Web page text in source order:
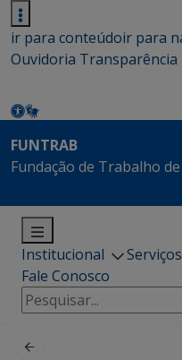
ir para conteúdoir para
Ouvidoria Transparência
FUNTRAB
Fundação de Trabalho
Institucional Serviços
Fale Conosco
Pesquisar
por: